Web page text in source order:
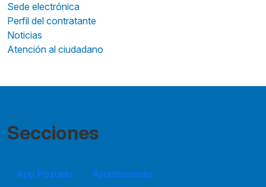
Sede electrónica
Perfil del contratante
Noticias
Atención al ciudadano
Secciones
App Pozuelo
Ayuntamiento